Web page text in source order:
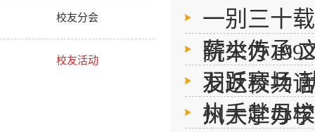
校友分会
校友活动
一别三十
院举办
薪火传承
友返校共
羽跃赛场
州大学办
执手赴母